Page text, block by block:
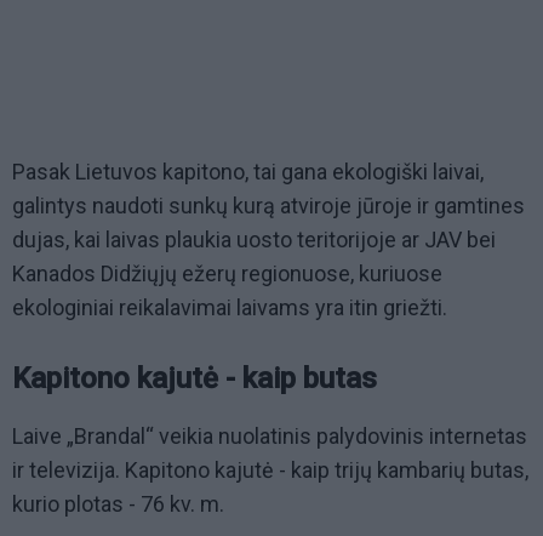
Pasak Lietuvos kapitono, tai gana ekologiški laivai,
galintys naudoti sunkų kurą atviroje jūroje ir gamtines
dujas, kai laivas plaukia uosto teritorijoje ar JAV bei
Kanados Didžiųjų ežerų regionuose, kuriuose
ekologiniai reikalavimai laivams yra itin griežti.
Kapitono kajutė - kaip butas
Laive „Brandal“ veikia nuolatinis palydovinis internetas
ir televizija. Kapitono kajutė - kaip trijų kambarių butas,
kurio plotas - 76 kv. m.